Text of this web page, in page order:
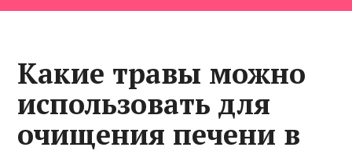
Какие травы можно
использовать для
очищения печени в